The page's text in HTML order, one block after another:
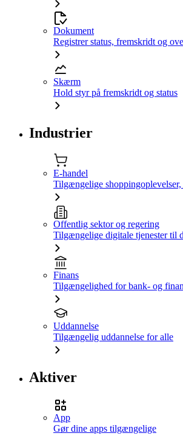
Dokument
Registrer status, fremskridt og
Skærm
Hold styr på fremskridt og status
Industrier
E-handel
Tilgængelige
Offentlig sektor og regering
Tilgængelige digitale tjenester til
Finans
Tilgængelighed for bank- og
Uddannelse
Tilgængelig uddannelse for alle
Aktiver
App
Gør dine apps tilgængelige